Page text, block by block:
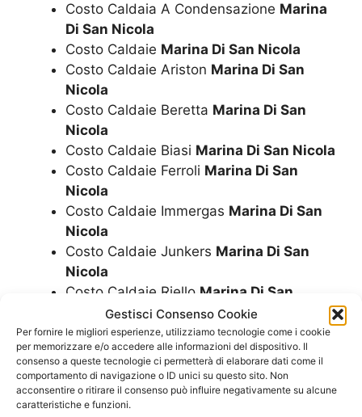
Gestisci Consenso Cookie
Per fornire le migliori esperienze, utilizziamo tecnologie come i cookie
per memorizzare e/o accedere alle informazioni del dispositivo. Il
consenso a queste tecnologie ci permetterà di elaborare dati come il
comportamento di navigazione o ID unici su questo sito. Non
acconsentire o ritirare il consenso può influire negativamente su alcune
caratteristiche e funzioni.
Costo Caldaia A Condensazione Marina
Di San Nicola
Costo Caldaie Marina Di San Nicola
Costo Caldaie Ariston Marina Di San
Nicola
Costo Caldaie Beretta Marina Di San
Nicola
Costo Caldaie Biasi Marina Di San Nicola
Costo Caldaie Ferroli Marina Di San
Nicola
Costo Caldaie Immergas Marina Di San
Nicola
Costo Caldaie Junkers Marina Di San
Nicola
Costo Caldaie Riello Marina Di San
Nicola
Costo Caldaie RinnaiMarina Di San
Nicola
Costo Caldaie A CondensazioneMarina
Di San Nicola
Costo Montaggio Caldaia